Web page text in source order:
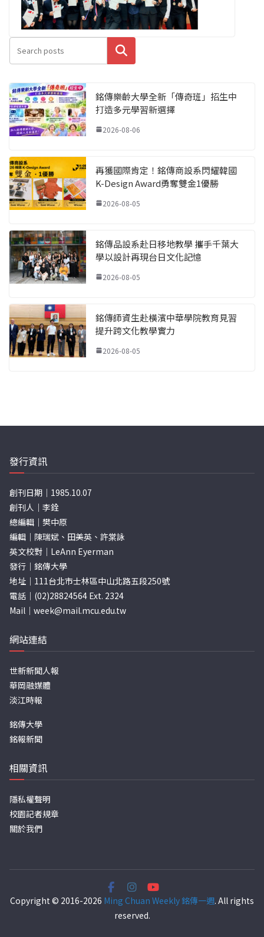
搜尋
銘傳樂齡大學全新「傳奇班」招生中
打造多元學習新選擇
2026-08-06
再獲國際肯定！銘傳商設系閃耀韓國
K-Design Award勇奪雙金1優勝
2026-08-05
銘傳品設系赴日移地教學 攜手千葉大
學以設計再現台日文化記憶
2026-08-05
銘傳師資生赴橫濱中華學院教育見習
提升跨文化教學實力
2026-08-05
發行資訊
創刊日期｜1985.10.07
創刊人｜李銓
總編輯｜樊中原
編輯｜陳瑞斌、田美英、許棠詠
英文校對｜LeAnn Eyerman
發行｜銘傳大學
地址｜111台北市士林區中山北路五段250號
電話｜(02)28824564 Ext. 2324
Mail｜ week@mail.mcu.edu.tw
網站連結
世新新聞人報
華岡融媒體
淡江時報
銘傳大學
銘報新聞
相關資訊
隱私權聲明
校園記者規章
關於我們
Copyright © 2016-2026 Ming Chuan Weekly 銘傳一週. All rights
reserved.